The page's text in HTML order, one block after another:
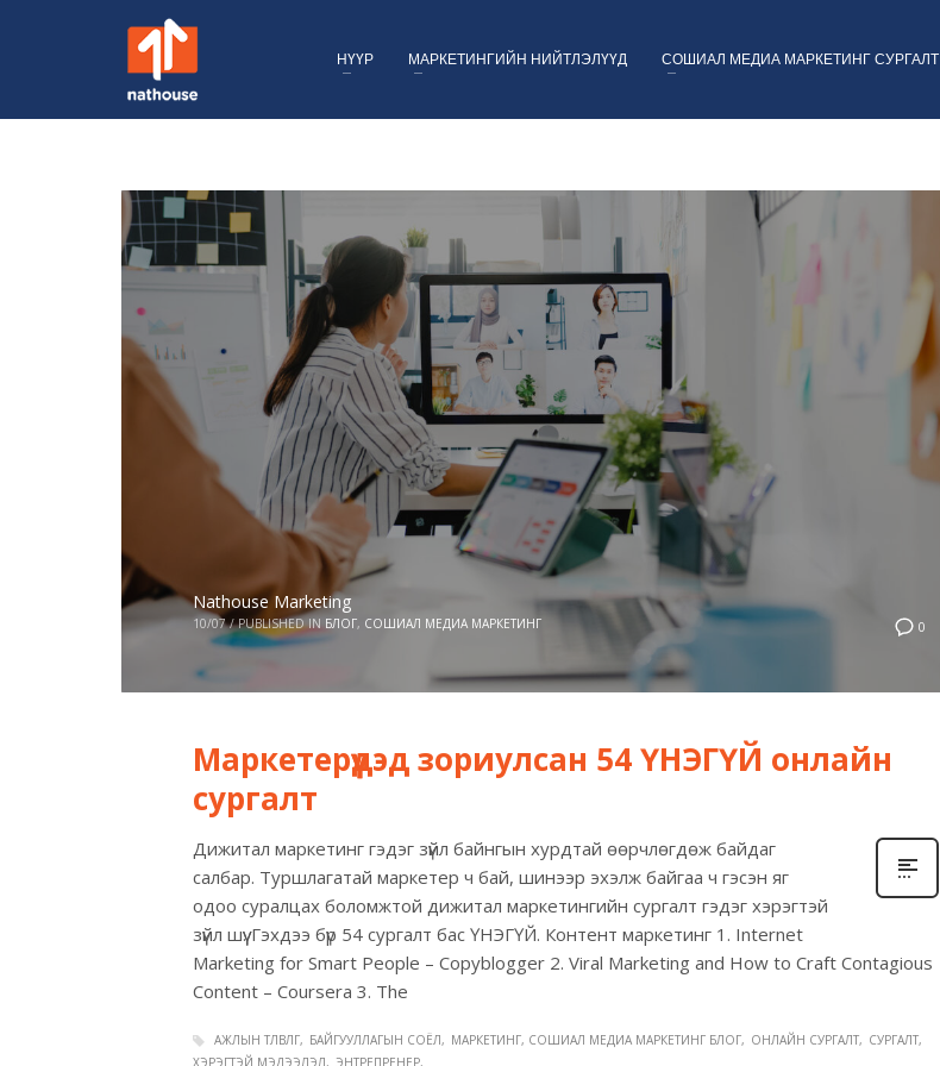
НҮҮР МАРКЕТИНГИЙН НИЙТЛЭЛҮҮД СОШИАЛ МЕДИА МАРКЕТИНГ СУРГАЛТ
0
Nathouse Marketing
10/07 / PUBLISHED IN БЛОГ, СОШИАЛ МЕДИА МАРКЕТИНГ
Маркетерүүдэд зориулсан 54 ҮНЭГҮЙ онлайн
сургалт
Дижитал маркетинг гэдэг зүйл байнгын хурдтай өөрчлөгдөж байдаг
салбар. Туршлагатай маркетер ч бай, шинээр эхэлж байгаа ч гэсэн яг
одоо суралцах боломжтой дижитал маркетингийн сургалт гэдэг хэрэгтэй
зүйл шүү. Гэхдээ бүр 54 сургалт бас ҮНЭГҮЙ. Контент маркетинг 1. Internet
Marketing for Smart People – Copyblogger 2. Viral Marketing and How to Craft Contagious
Content – Coursera 3. The
АЖЛЫН ТӨЛӨВЛӨГӨӨ БАЙГУУЛЛАГЫН СОЁЛ МАРКЕТИНГ, СОШИАЛ МЕДИА МАРКЕТИНГ БЛОГ ОНЛАЙН СУРГАЛТ
СУРГАЛТ
ХЭРЭГТЭЙ МЭДЭЭЛЭЛ
ЭНТРЕПРЕНЕР